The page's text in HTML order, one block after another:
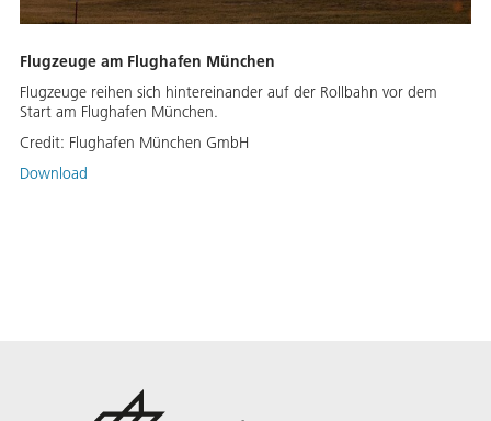
Flugzeuge am Flughafen München
Flugzeuge reihen sich hintereinander auf der Rollbahn vor dem
Start am Flughafen München.
Credit: Flughafen München GmbH
Download